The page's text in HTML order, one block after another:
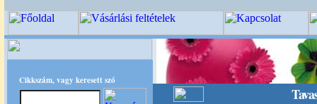
Cikkszám, vagy keresett szó